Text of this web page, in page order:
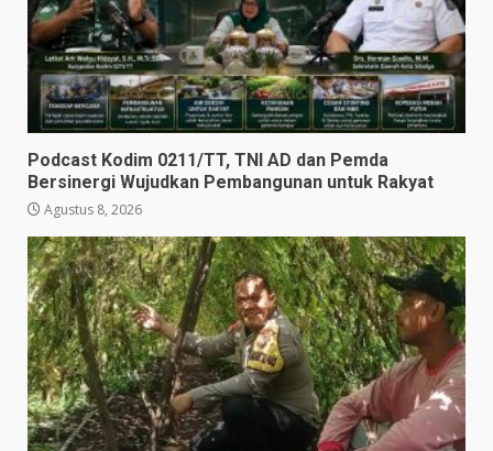
Podcast Kodim 0211/TT, TNI AD dan Pemda
Bersinergi Wujudkan Pembangunan untuk Rakyat
Agustus 8, 2026